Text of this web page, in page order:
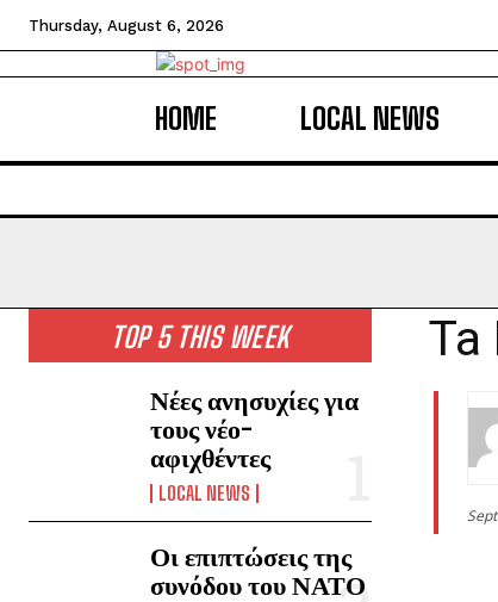
Thursday, August 6, 2026
HOME LOCAL NEWS
TOP 5 THIS WEEK
Νέες ανησυχίες για
τους νέο-
αφιχθέντες
LOCAL NEWS
Οι επιπτώσεις της
συνόδου του ΝΑΤΟ
Ta